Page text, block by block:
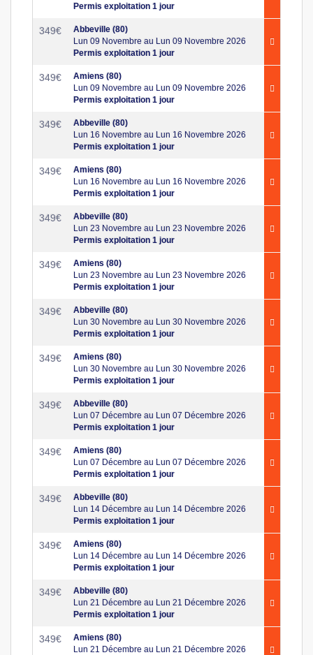
Permis exploitation 1 jour
349€
Abbeville (80)
Lun 09 Novembre au Lun 09 Novembre 2026
Permis exploitation 1 jour
349€
Amiens (80)
Lun 09 Novembre au Lun 09 Novembre 2026
Permis exploitation 1 jour
349€
Abbeville (80)
Lun 16 Novembre au Lun 16 Novembre 2026
Permis exploitation 1 jour
349€
Amiens (80)
Lun 16 Novembre au Lun 16 Novembre 2026
Permis exploitation 1 jour
349€
Abbeville (80)
Lun 23 Novembre au Lun 23 Novembre 2026
Permis exploitation 1 jour
349€
Amiens (80)
Lun 23 Novembre au Lun 23 Novembre 2026
Permis exploitation 1 jour
349€
Abbeville (80)
Lun 30 Novembre au Lun 30 Novembre 2026
Permis exploitation 1 jour
349€
Amiens (80)
Lun 30 Novembre au Lun 30 Novembre 2026
Permis exploitation 1 jour
349€
Abbeville (80)
Lun 07 Décembre au Lun 07 Décembre 2026
Permis exploitation 1 jour
349€
Amiens (80)
Lun 07 Décembre au Lun 07 Décembre 2026
Permis exploitation 1 jour
349€
Abbeville (80)
Lun 14 Décembre au Lun 14 Décembre 2026
Permis exploitation 1 jour
349€
Amiens (80)
Lun 14 Décembre au Lun 14 Décembre 2026
Permis exploitation 1 jour
349€
Abbeville (80)
Lun 21 Décembre au Lun 21 Décembre 2026
Permis exploitation 1 jour
349€
Amiens (80)
Lun 21 Décembre au Lun 21 Décembre 2026